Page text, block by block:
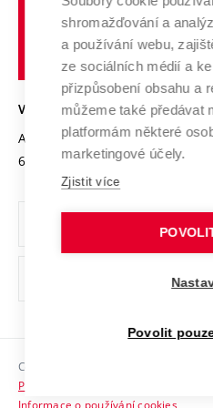
Výzkumné infrastruktury
Transfer znalostí
Open Science
Projekty
Projekty ze strukturálních fondů
Specifický výzkum
Služby univerzity
Mezinárodní dohody
Univerzitní sítě
Udržitelná univerzita
Podnikavá univerzita /
Bezpečná univerzita
Vyznamenání
Organizační struktura
Ochrana osobních údajů
odkaz)
Sociální bezpečí
HR Award
VYSOKÉ UČENÍ TECHNICKÉ V
Antonínská 548/1
602 00 Brno
Copyright © 2026 VUT
Prohlášení o přístupnosti
Informace o používání cookies
shromažďování a
a používání webu,
ze sociálních médií a
přizpůsobení obsahu a
můžeme také předávat
platformám některé
marketingové účely.
Zjistit více
Povolit